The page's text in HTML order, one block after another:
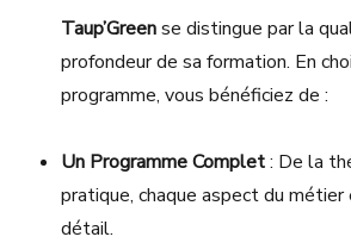
Taup’Greense distingue par la
profondeur de sa formation. En
programme, vous bénéficiez de :
Un Programme Complet: De la
pratique, chaque aspect du
détail.